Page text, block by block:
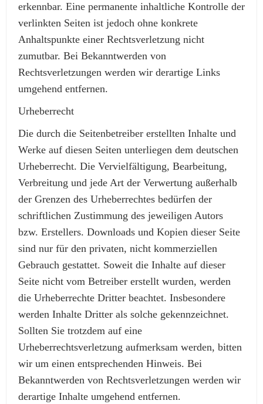
erkennbar. Eine permanente inhaltliche Kontrolle der
verlinkten Seiten ist jedoch ohne konkrete
Anhaltspunkte einer Rechtsverletzung nicht
zumutbar. Bei Bekanntwerden von
Rechtsverletzungen werden wir derartige Links
umgehend entfernen.
Urheberrecht
Die durch die Seitenbetreiber erstellten Inhalte und
Werke auf diesen Seiten unterliegen dem deutschen
Urheberrecht. Die Vervielfältigung, Bearbeitung,
Verbreitung und jede Art der Verwertung außerhalb
der Grenzen des Urheberrechtes bedürfen der
schriftlichen Zustimmung des jeweiligen Autors
bzw. Erstellers. Downloads und Kopien dieser Seite
sind nur für den privaten, nicht kommerziellen
Gebrauch gestattet. Soweit die Inhalte auf dieser
Seite nicht vom Betreiber erstellt wurden, werden
die Urheberrechte Dritter beachtet. Insbesondere
werden Inhalte Dritter als solche gekennzeichnet.
Sollten Sie trotzdem auf eine
Urheberrechtsverletzung aufmerksam werden, bitten
wir um einen entsprechenden Hinweis. Bei
Bekanntwerden von Rechtsverletzungen werden wir
derartige Inhalte umgehend entfernen.